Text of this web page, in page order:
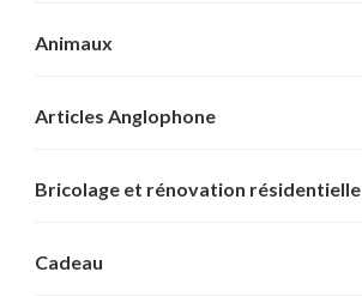
Animaux
Articles Anglophone
Bricolage et rénovation résidentielle
Cadeau